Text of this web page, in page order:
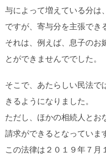
与によって増えている分は
ですが、寄与分を主張でき
それは、例えば、息子のお
とができませんででした。
そこで、あたらしい民法で
きるようになりました。
ただし、ほかの相続人とお
請求ができるとなっていま
この法律は２０１９年７月